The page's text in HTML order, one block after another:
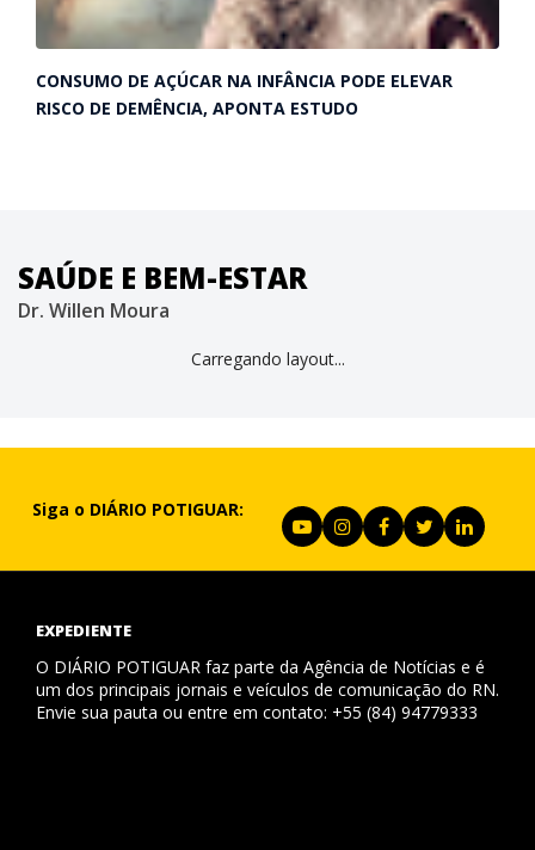
CONSUMO DE AÇÚCAR NA INFÂNCIA PODE ELEVAR
RISCO DE DEMÊNCIA, APONTA ESTUDO
SAÚDE E BEM-ESTAR
Dr. Willen Moura
Carregando layout...
Siga o DIÁRIO POTIGUAR:
EXPEDIENTE
O DIÁRIO POTIGUAR faz parte da Agência de Notícias e é
um dos principais jornais e veículos de comunicação do RN.
Envie sua pauta ou entre em contato: +55 (84) 94779333